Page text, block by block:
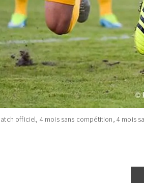
officiel, 4 mois sans compétition, 4 mois